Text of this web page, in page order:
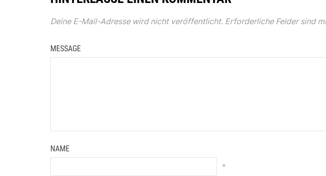
Deine E-Mail-Adresse wird nicht veröffentlicht. Erforderliche Felder sind
MESSAGE
NAME
*